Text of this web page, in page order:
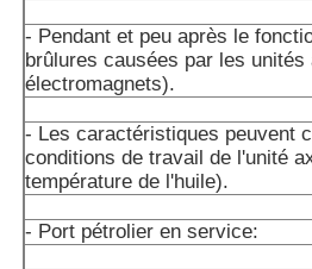
- Pendant et peu après le
brûlures causées par les
électromagnets).
- Les caractéristiques peuvent
conditions de travail de l'unité
température de l'huile).
- Port pétrolier en service: